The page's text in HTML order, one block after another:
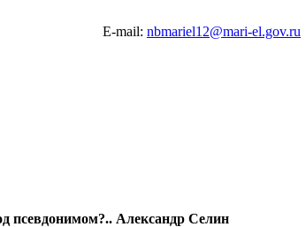
E-mail: nbmariel12@mari-el.gov.ru
псевдонимом?.. Александр Селин